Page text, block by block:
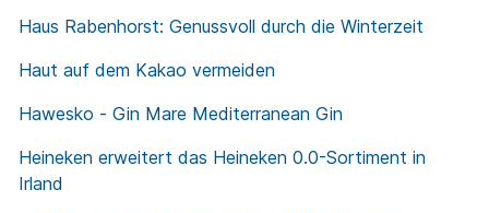
Haus Rabenhorst: Genussvoll durch die Winterzeit
Haut auf dem Kakao vermeiden
Hawesko - Gin Mare Mediterranean Gin
Heineken erweitert das Heineken 0.0-Sortiment in
Irland